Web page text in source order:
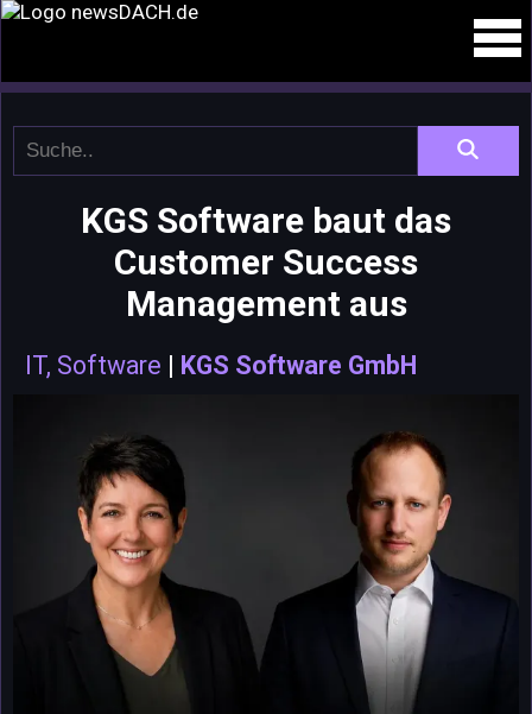
KGS Software baut das
Customer Success
Management aus
IT, Software | KGS Software GmbH